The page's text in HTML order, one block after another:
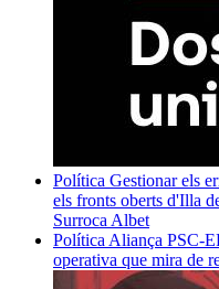
Política Gestionar els
els fronts oberts d'Illa
Surroca Albet
Política Aliança PSC-
operativa que mira de